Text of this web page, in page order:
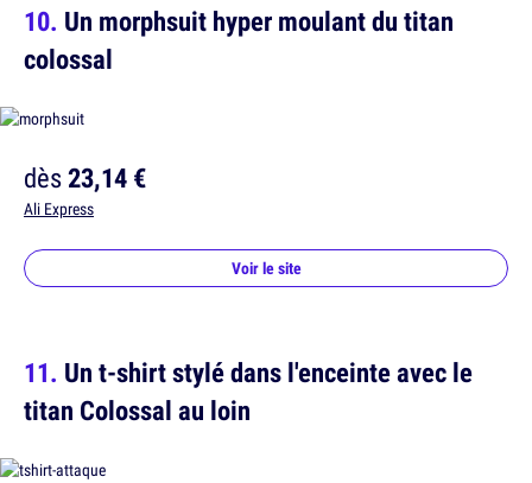
Un morphsuit hyper moulant du titan
colossal
dès23,14 €
Ali Express
Voir le site
Un t-shirt stylé dans l'enceinte avec le
titan Colossal au loin